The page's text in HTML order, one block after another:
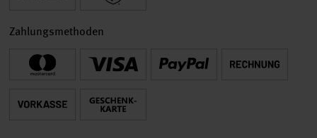
Zahlungsmethoden